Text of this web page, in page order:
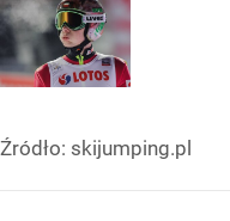
Źródło: skijumping.pl